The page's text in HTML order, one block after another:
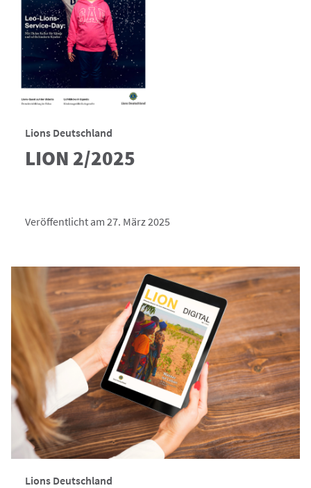
Lions Deutschland
LION 2/2025
Veröffentlicht am 27. März 2025
Lions Deutschland